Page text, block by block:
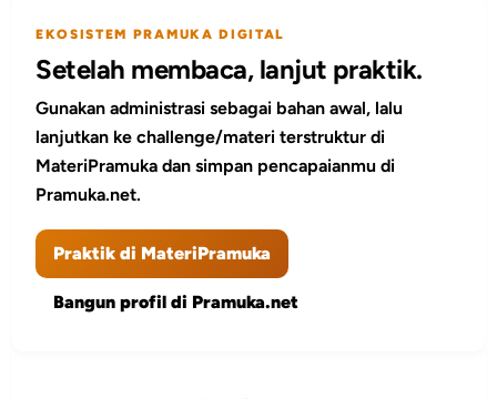
EKOSISTEM PRAMUKA DIGITAL
Setelah membaca, lanjut praktik.
Gunakan administrasi sebagai bahan awal, lalu
lanjutkan ke challenge/materi terstruktur di
MateriPramuka dan simpan pencapaianmu di
Pramuka.net.
Praktik di MateriPramuka
Bangun profil di Pramuka.net